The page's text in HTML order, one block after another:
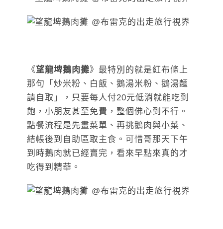
《望龍埤鵝肉攤》最特別的就是紅布條上
那句「炒米粉、白飯、鵝湯米粉、鵝湯麵
請自取」，只要每人付20元低消就能吃到
飽，小朋友甚至免費，整個佛心到不行。
點餐流程是先畫菜單、再挑鵝肉與小菜、
結帳後到自助區取主食。可惜哥那天下午
到時鵝肉就已經賣完，看來早點來真的才
吃得到精華。